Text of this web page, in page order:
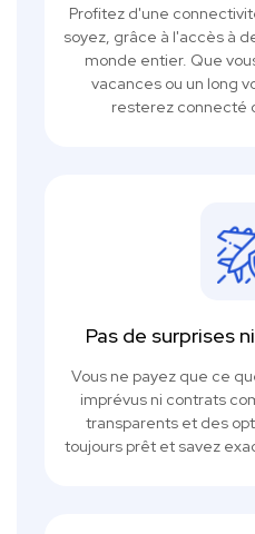
Profitez d'une
soyez, grâce à l'accès à
monde entier. Que
vacances ou un long
resterez connecté
Pas de surprises
Vous ne payez que ce
imprévus ni contrats
transparents et des
toujours prêt et savez